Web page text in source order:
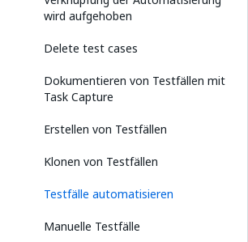
wird aufgehoben
Delete test cases
Dokumentieren von Testfällen mit
Task Capture
Erstellen von Testfällen
Klonen von Testfällen
Testfälle automatisieren
Manuelle Testfälle